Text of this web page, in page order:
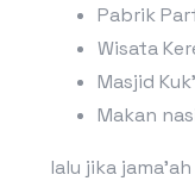
Pabrik
Wisata
Masjid Kuk’
Makan
lalu jika